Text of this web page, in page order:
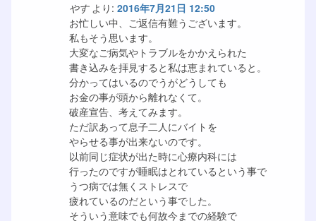
やす より: 2016年7月21日 12:50
お忙しい中、ご返信有難うございます。
私もそう思います。
大変なご病気やトラブルをかかえられた
書き込みを拝見すると私は恵まれていると。
分かってはいるのでうがどうしても
お金の事が頭から離れなくて。
破産宣告、考えてみます。
ただ訳あって息子二人にバイトを
やらせる事が出来ないのです。
以前同じ症状が出た時に心療内科には
行ったのですが睡眠はとれているという事で
うつ病では無くストレスで
疲れているのだという事でした。
そういう意味でも何故今までの経験で